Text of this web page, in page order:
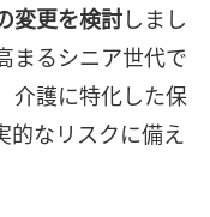
変更を検討しまし
まるシニア世代で
介護に特化した保
的なリスクに備え